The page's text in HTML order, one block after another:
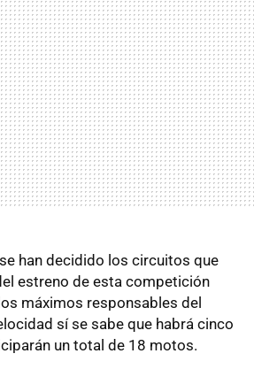
han decidido los circuitos que
estreno de esta competición
máximos responsables del
sí se sabe que habrá cinco
un total de 18 motos.